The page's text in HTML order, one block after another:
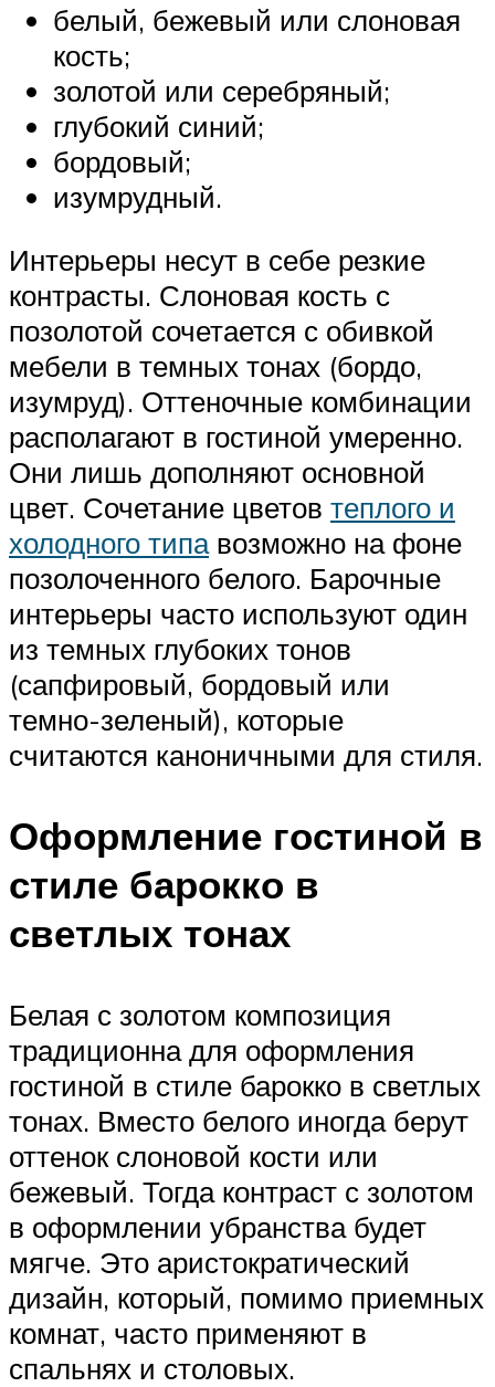
белый, бежевый или слоновая
кость;
золотой или серебряный;
глубокий синий;
бордовый;
изумрудный.
Интерьеры несут в себе резкие
контрасты. Слоновая кость с
позолотой сочетается с обивкой
мебели в темных тонах (бордо,
изумруд). Оттеночные комбинации
располагают в гостиной умеренно.
Они лишь дополняют основной
цвет. Сочетание цветов теплого и
холодного типавозможно на фоне
позолоченного белого. Барочные
интерьеры часто используют один
из темных глубоких тонов
(сапфировый, бордовый или
темно-зеленый), которые
считаются каноничными для стиля.
Оформление гостиной в
стиле барокко в
светлых тонах
Белая с золотом композиция
традиционна для оформления
гостиной в стиле барокко в светлых
тонах. Вместо белого иногда берут
оттенок слоновой кости или
бежевый. Тогда контраст с золотом
в оформлении убранства будет
мягче. Это аристократический
дизайн, который, помимо приемных
комнат, часто применяют в
спальнях и столовых.